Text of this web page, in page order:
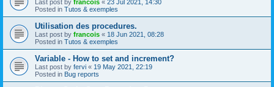
Last post by francois « 23 Jul 2021, 14:30
Posted in Tutos & exemples
Utilisation des procedures.
Last post by francois « 18 Jun 2021, 08:28
Posted in Tutos & exemples
Variable - How to set and increment?
Last post by fervi « 19 May 2021, 22:19
Posted in Bug reports